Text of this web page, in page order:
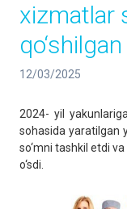
xizmatlar
12/03/2025
2024- yil
sohasida yaratilgan
so‘mni tashkil etdi
o‘sdi.